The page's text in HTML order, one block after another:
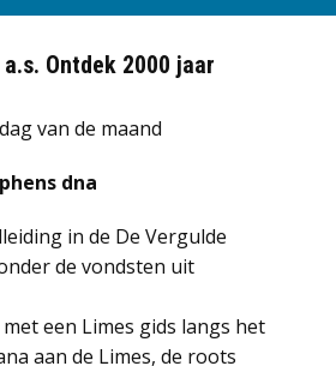
Ontdek 2000 jaar
van de maand
dna
in de De Vergulde
de vondsten uit
een Limes gids langs het
aan de Limes, de roots